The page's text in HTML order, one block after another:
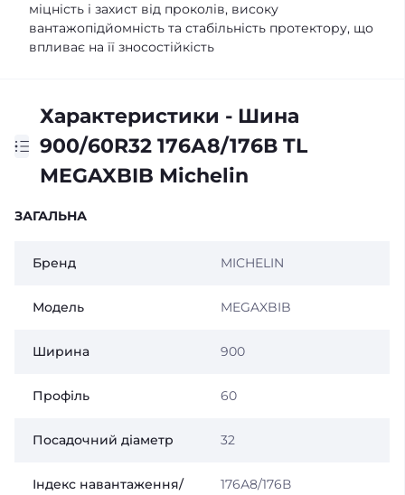
міцність і захист від проколів, високу
вантажопідйомність та стабільність протектору, що
впливає на її зносостійкість
Характеристики - Шина
900/60R32 176А8/176В TL
MEGAXBIB Michelin
ЗАГАЛЬНА
Бренд MICHELIN
Модель MEGAXBIB
Ширина 900
Профіль 60
Посадочний діаметр 32
Індекс навантаження/ 176А8/176В